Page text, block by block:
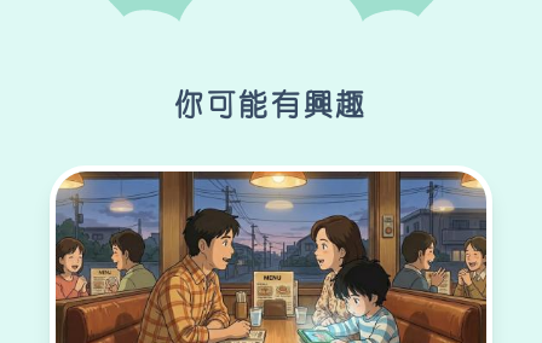
你可能有興趣